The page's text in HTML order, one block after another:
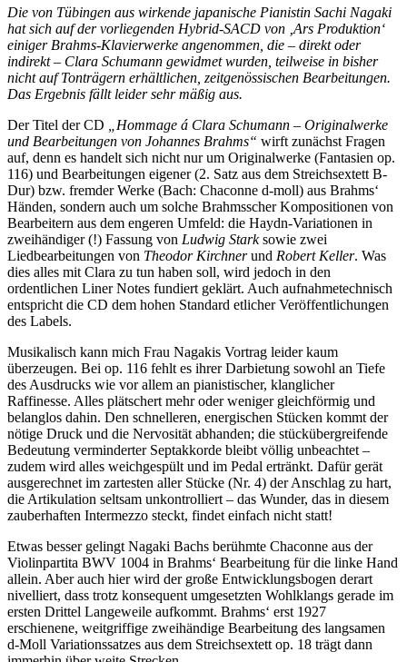
Die von Tübingen aus wirkende japanische Pianistin Sachi Nagaki
hat sich auf der vorliegenden Hybrid-SACD von ‚Ars Produktion‘
einiger Brahms-Klavierwerke angenommen, die – direkt oder
indirekt – Clara Schumann gewidmet wurden, teilweise in bisher
nicht auf Tonträgern erhältlichen, zeitgenössischen Bearbeitungen.
Das Ergebnis fällt leider sehr mäßig aus.
Der Titel der CD
„Hommage á Clara Schumann – Originalwerke
und Bearbeitungen von Johannes Brahms“ wirft zunächst Fragen
auf, denn es handelt sich nicht nur um Originalwerke (Fantasien op.
116) und Bearbeitungen eigener (2. Satz aus dem Streichsextett B-
Dur) bzw. fremder Werke (Bach: Chaconne d-moll) aus Brahms‘
Händen, sondern auch um solche Brahmsscher Kompositionen von
Bearbeitern aus dem engeren Umfeld: die Haydn-Variationen in
zweihändiger (!) Fassung von Ludwig Starksowie zwei
Liedbearbeitungen von Theodor Kirchnerund Robert Keller. Was
dies alles mit Clara zu tun haben soll, wird jedoch in den
ordentlichen Liner Notes fundiert geklärt. Auch aufnahmetechnisch
entspricht die CD dem hohen Standard etlicher Veröffentlichungen
des Labels.
Musikalisch kann mich Frau Nagakis Vortrag leider kaum
überzeugen. Bei op. 116 fehlt es ihrer Darbietung sowohl an Tiefe
des Ausdrucks wie vor allem an pianistischer, klanglicher
Raffinesse. Alles plätschert mehr oder weniger gleichförmig und
belanglos dahin. Den schnelleren, energischen Stücken kommt der
nötige Druck und die Nervosität abhanden; die stückübergreifende
Bedeutung verminderter Septakkorde bleibt völlig unbeachtet –
zudem wird alles weichgespült und im Pedal ertränkt. Dafür gerät
ausgerechnet im zartesten aller Stücke (Nr. 4) der Anschlag zu hart,
die Artikulation seltsam unkontrolliert – das Wunder, das in diesem
zauberhaften Intermezzo steckt, findet einfach nicht statt!
Etwas besser gelingt Nagaki Bachs berühmte Chaconne aus der
Violinpartita BWV 1004 in Brahms‘ Bearbeitung für die linke Hand
allein. Aber auch hier wird der große Entwicklungsbogen derart
nivelliert, dass trotz konsequent umgesetzten Wohlklangs gerade im
ersten Drittel Langeweile aufkommt. Brahms‘ erst 1927
erschienene, weitgriffige zweihändige Bearbeitung des langsamen
d-Moll Variationssatzes aus dem Streichsextett op. 18 trägt dann